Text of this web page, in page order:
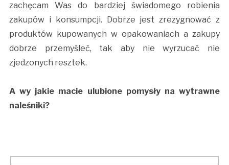
zachęcam Was do bardziej świadomego robienia
zakupów i konsumpcji. Dobrze jest zrezygnować z
produktów kupowanych w opakowaniach a zakupy
dobrze przemyśleć, tak aby nie wyrzucać nie
zjedzonych resztek.
A wy jakie macie ulubione pomysły na wytrawne
naleśniki?